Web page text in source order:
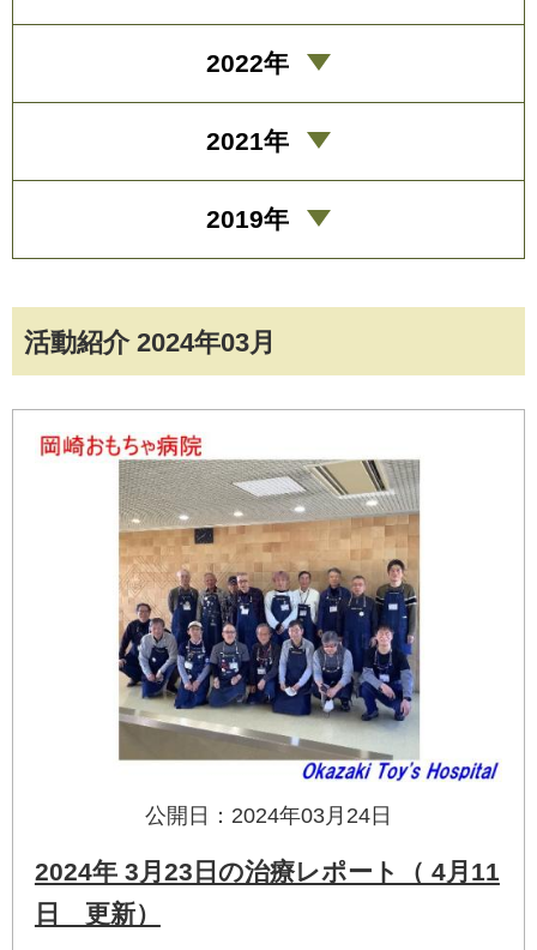
活動紹介 2024年03月
公開日：2024年03月24日
2024年 3月23日の治療レポート（ 4月11
日 更新）
2022年
2021年
2019年